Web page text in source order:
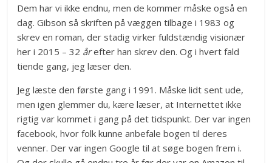
Dem har vi ikke endnu, men de kommer måske også en
dag. Gibson så skriften på væggen tilbage i 1983 og
skrev en roman, der stadig virker fuldstændig visionær
her i 2015 – 32 årefter han skrev den. Og i hvert fald
tiende gang, jeg læser den.
Jeg læste den første gang i 1991. Måske lidt sent ude,
men igen glemmer du, kære læser, at Internettet ikke
rigtig var kommet i gang på det tidspunkt. Der var ingen
facebook, hvor folk kunne anbefale bogen til deres
venner. Der var ingen Google til at søge bogen frem i.